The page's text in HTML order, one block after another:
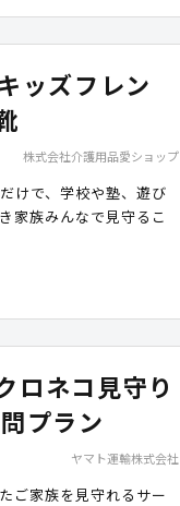
ッズフレン
株式会社介護用品愛ショップ
けで、学校や塾、遊び
家族みんなで見守るこ
ロネコ見守り
プラン
ヤマト運輸株式会社
ご家族を見守れるサー